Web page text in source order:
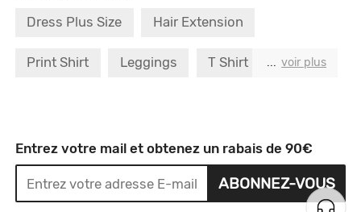
Dress Plus Size
Hair Extension
Print Shirt Leggings T Shirt Rose
... voir plus
Entrez votre mail et obtenez un rabais de 90€
ABONNEZ-VOUS